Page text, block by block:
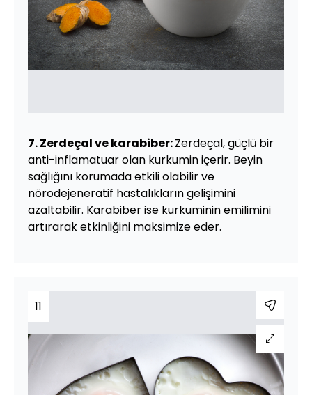
7. Zerdeçal ve karabiber:Zerdeçal, güçlü bir
anti-inflamatuar olan kurkumin içerir. Beyin
sağlığını korumada etkili olabilir ve
nörodejeneratif hastalıkların gelişimini
azaltabilir. Karabiber ise kurkuminin emilimini
artırarak etkinliğini maksimize eder.
11